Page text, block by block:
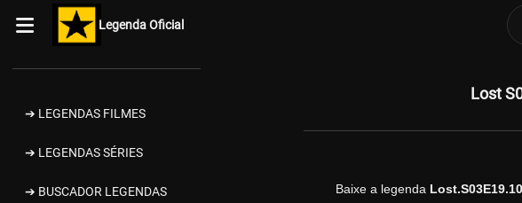
Legenda Oficial
➔ LEGENDAS FILMES
➔ LEGENDAS SÉRIES
➔ BUSCADOR LEGENDAS
Lost
Baixe a legenda